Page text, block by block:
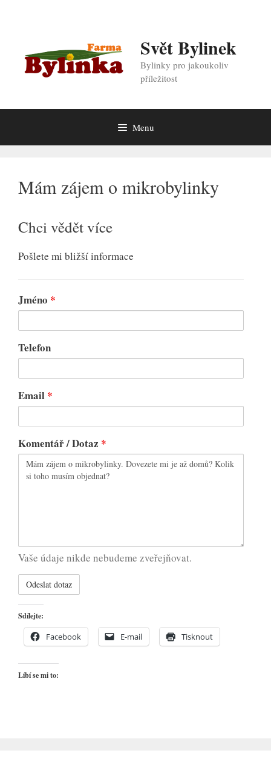
Svět Bylinek
Bylinky pro jakoukoliv
příležitost
Menu
Mám zájem o mikrobylinky
Chci vědět více
Pošlete mi bližší informace
Jméno *
Telefon
Email *
Komentář / Dotaz *
Vaše údaje nikde nebudeme zveřejňovat.
Sdílejte:
Facebook E-mail Tisknout
Líbí se mi to: